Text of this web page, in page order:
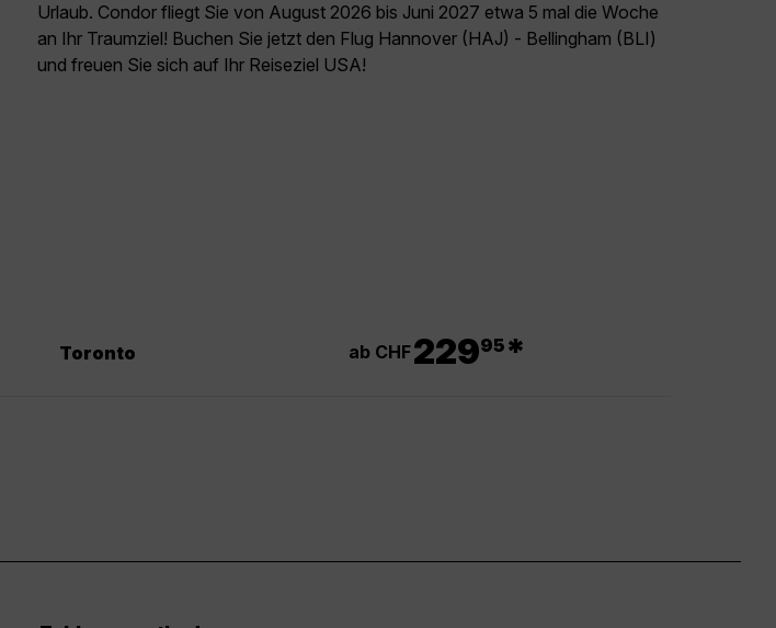
Urlaub. Condor fliegt Sie von August 2026 bis Juni 2027 etwa 5 mal die Woche
an Ihr Traumziel! Buchen Sie jetzt den Flug Hannover (HAJ) - Bellingham (BLI)
und freuen Sie sich auf Ihr Reiseziel USA!
Toronto ab CHF22995 *